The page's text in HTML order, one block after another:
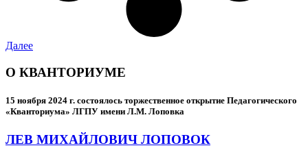
Далее
О КВАНТОРИУМЕ
15 ноября 2024 г. состоялось торжественное открытие Педагогического
«Кванториума» ЛГПУ имени Л.М. Лоповка
ЛЕВ МИХАЙЛОВИЧ ЛОПОВОК